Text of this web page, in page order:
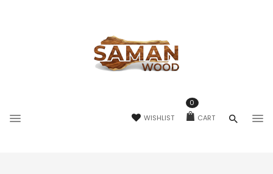
WISHLIST CART
0